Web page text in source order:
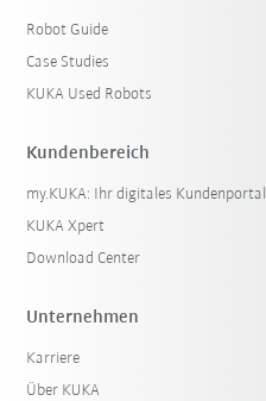
Robot Guide
Case Studies
KUKA Used Robots
Kundenbereich
my.KUKA: Ihr digitales Kundenportal
KUKA Xpert
Download Center
Unternehmen
Karriere
Über KUKA